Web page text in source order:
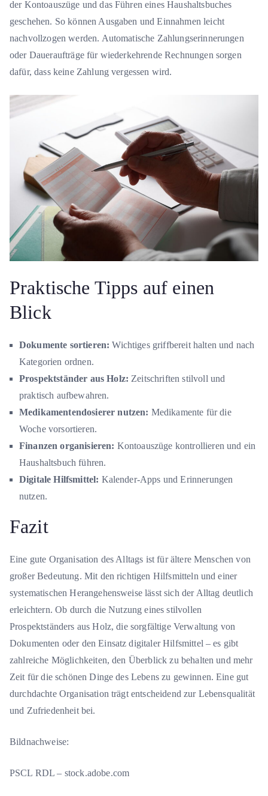
der Kontoauszüge und das Führen eines Haushaltsbuches
geschehen. So können Ausgaben und Einnahmen leicht
nachvollzogen werden. Automatische Zahlungserinnerungen
oder Daueraufträge für wiederkehrende Rechnungen sorgen
dafür, dass keine Zahlung vergessen wird.
Praktische Tipps auf einen
Blick
Dokumente sortieren: Wichtiges griffbereit halten und nach
Kategorien ordnen.
Prospektständer aus Holz: Zeitschriften stilvoll und
praktisch aufbewahren.
Medikamentendosierer nutzen: Medikamente für die
Woche vorsortieren.
Finanzen organisieren: Kontoauszüge kontrollieren und ein
Haushaltsbuch führen.
Digitale Hilfsmittel: Kalender-Apps und Erinnerungen
nutzen.
Fazit
Eine gute Organisation des Alltags ist für ältere Menschen von
großer Bedeutung. Mit den richtigen Hilfsmitteln und einer
systematischen Herangehensweise lässt sich der Alltag deutlich
erleichtern. Ob durch die Nutzung eines stilvollen
Prospektständers aus Holz, die sorgfältige Verwaltung von
Dokumenten oder den Einsatz digitaler Hilfsmittel – es gibt
zahlreiche Möglichkeiten, den Überblick zu behalten und mehr
Zeit für die schönen Dinge des Lebens zu gewinnen. Eine gut
durchdachte Organisation trägt entscheidend zur Lebensqualität
und Zufriedenheit bei.
Bildnachweise:
PSCL RDL– stock.adobe.com